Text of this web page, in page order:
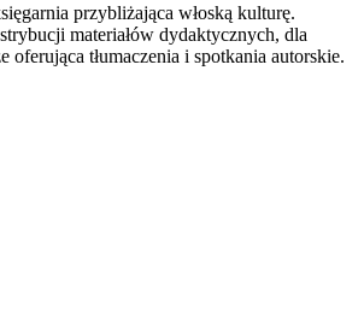
przybliżająca włoską kulturę.
materiałów dydaktycznych, dla
oferująca tłumaczenia i spotkania autorskie.